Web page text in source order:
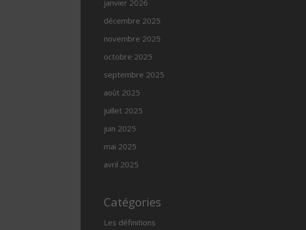
janvier 2026
décembre 2025
novembre 2025
octobre 2025
septembre 2025
août 2025
juillet 2025
juin 2025
mai 2025
avril 2025
Catégories
Les définitions